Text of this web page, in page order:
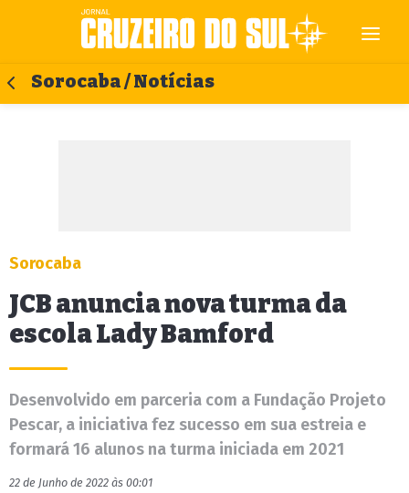
Sorocaba / Notícias
Sorocaba
JCB anuncia nova turma da
escola Lady Bamford
Desenvolvido em parceria com a Fundação Projeto
Pescar, a iniciativa fez sucesso em sua estreia e
formará 16 alunos na turma iniciada em 2021
22 de Junho de 2022 às 00:01